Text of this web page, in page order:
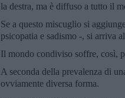
la destra, ma è diffuso a tutto il
Se a questo miscuglio si
psicopatia e sadismo -, si arriva
Il mondo condiviso soffre, così,
A seconda della prevalenza di
ovviamente diversa forma.